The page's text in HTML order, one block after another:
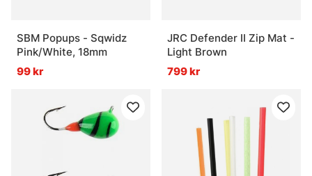
SBM Popups - Sqwidz
Pink/White, 18mm
99 kr
JRC Defender II Zip Mat -
Light Brown
799 kr